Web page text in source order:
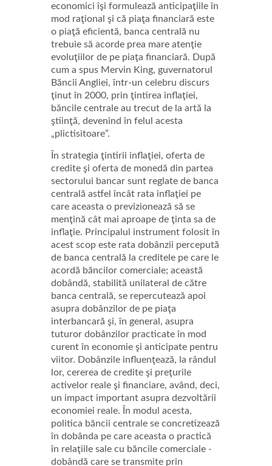
economici îşi formulează anticipaţiile în
mod raţional şi că piaţa financiară este
o piaţă eficientă, banca centrală nu
trebuie să acorde prea mare atenţie
evoluţiilor de pe piaţa financiară. După
cum a spus Mervin King, guvernatorul
Băncii Angliei, într-un celebru discurs
ţinut în 2000, prin ţintirea inflaţiei,
băncile centrale au trecut de la artă la
ştiinţă, devenind în felul acesta
„plictisitoare”.
În strategia ţintirii inflaţiei, oferta de
credite şi oferta de monedă din partea
sectorului bancar sunt reglate de banca
centrală astfel încât rata inflaţiei pe
care aceasta o previzionează să se
menţină cât mai aproape de ţinta sa de
inflaţie. Principalul instrument folosit în
acest scop este rata dobânzii percepută
de banca centrală la creditele pe care le
acordă băncilor comerciale; această
dobândă, stabilită unilateral de către
banca centrală, se repercutează apoi
asupra dobânzilor de pe piaţa
interbancară şi, în general, asupra
tuturor dobânzilor practicate în mod
curent în economie şi anticipate pentru
viitor. Dobânzile influenţează, la rândul
lor, cererea de credite şi preţurile
activelor reale şi financiare, având, deci,
un impact important asupra dezvoltării
economiei reale. În modul acesta,
politica băncii centrale se concretizează
în dobânda pe care aceasta o practică
în relaţiile sale cu băncile comerciale -
dobândă care se transmite prin